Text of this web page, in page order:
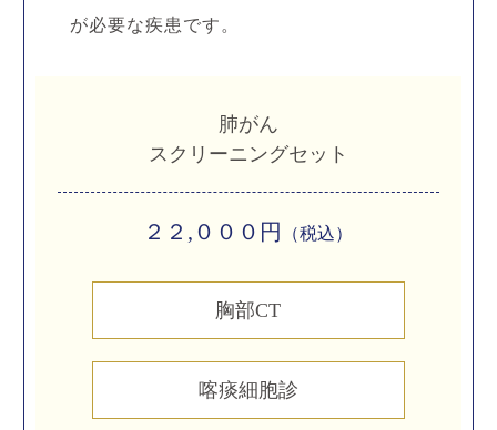
が必要な疾患です。
肺がん
スクリーニングセット
２２,０００円 （税込）
胸部CT
喀痰細胞診